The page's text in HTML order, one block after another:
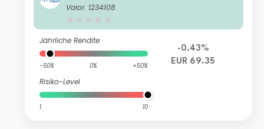
es Worldwide
Valor: 1234108
Jährliche Rendite
-50% 0% +50%
Risiko-Level
1 10
-0.43%
EUR 69.35